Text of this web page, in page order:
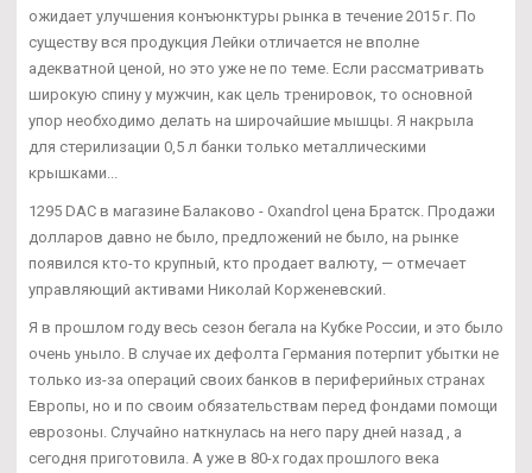
ожидает улучшения конъюнктуры рынка в течение 2015 г. По
существу вся продукция Лейки отличается не вполне
адекватной ценой, но это уже не по теме. Если рассматривать
широкую спину у мужчин, как цель тренировок, то основной
упор необходимо делать на широчайшие мышцы. Я накрыла
для стерилизации 0,5 л банки только металлическими
крышками...
1295 DAC в магазине Балаково - Oxandrol цена Братск. Продажи
долларов давно не было, предложений не было, на рынке
появился кто-то крупный, кто продает валюту, — отмечает
управляющий активами Николай Корженевский.
Я в прошлом году весь сезон бегала на Кубке России, и это было
очень уныло. В случае их дефолта Германия потерпит убытки не
только из-за операций своих банков в периферийных странах
Европы, но и по своим обязательствам перед фондами помощи
еврозоны. Случайно наткнулась на него пару дней назад , а
сегодня приготовила. А уже в 80-х годах прошлого века